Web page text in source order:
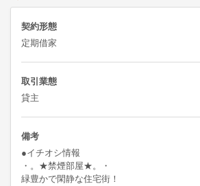
契約形態
定期借家
取引業態
貸主
備考
●イチオシ情報
・。★禁煙部屋★。・
緑豊かで閑静な住宅街！